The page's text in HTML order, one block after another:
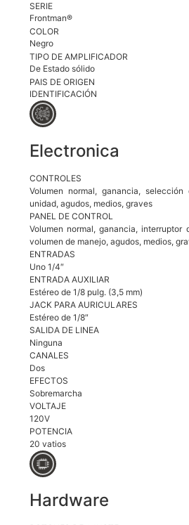
SERIE
Frontman®
COLOR
Negro
TIPO DE AMPLIFICADOR
De Estado sólido
PAIS DE ORIGEN
IDENTIFICACIÓN
Electronica
CONTROLES
Volumen normal, ganancia,
unidad, agudos, medios, graves
PANEL DE CONTROL
Volumen normal, ganancia, interruptor
volumen de manejo, agudos, medios,
ENTRADAS
Uno 1/4″
ENTRADA AUXILIAR
Estéreo de 1/8 pulg. (3,5 mm)
JACK PARA AURICULARES
Estéreo de 1/8″
SALIDA DE LINEA
Ninguna
CANALES
Dos
EFECTOS
Sobremarcha
VOLTAJE
120V
POTENCIA
20 vatios
Hardware